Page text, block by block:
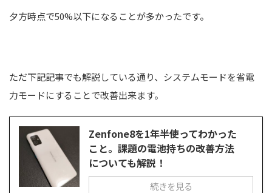
夕方時点で50%以下になることが多かったです。
ただ下記記事でも解説している通り、システムモードを省電
力モードにすることで改善出来ます。
Zenfone8を1年半使ってわかった
こと。課題の電池持ちの改善方法
についても解説！
続きを見る